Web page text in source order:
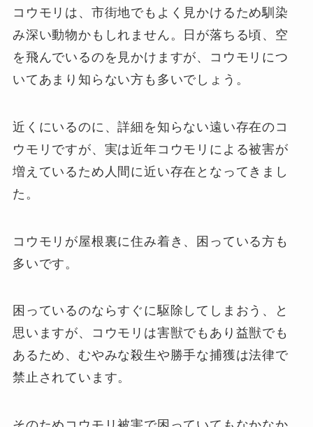
コウモリは、市街地でもよく見かけるため馴染
み深い動物かもしれません。日が落ちる頃、空
を飛んでいるのを見かけますが、コウモリにつ
いてあまり知らない方も多いでしょう。
近くにいるのに、詳細を知らない遠い存在のコ
ウモリですが、実は近年コウモリによる被害が
増えているため人間に近い存在となってきまし
た。
コウモリが屋根裏に住み着き、困っている方も
多いです。
困っているのならすぐに駆除してしまおう、と
思いますが、コウモリは害獣でもあり益獣でも
あるため、むやみな殺生や勝手な捕獲は法律で
禁止されています。